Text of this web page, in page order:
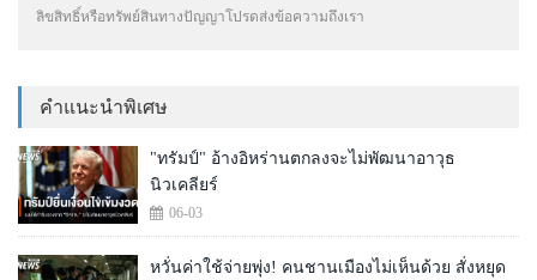
ลิขสิทธิ์หรือทรัพย์สินทางปัญญาโปรดส่งข้อความถึงเรา
คำแนะนำพิเศษ
"ทรัมป์" อ้างอิหร่านตกลงจะไม่พัฒนาอาวุธ
นิวเคลียร์
06-03
หวั่นค่าใช้จ่ายพุ่ง! คนชานเมืองไม่เห็นด้วย สั่งหยุด